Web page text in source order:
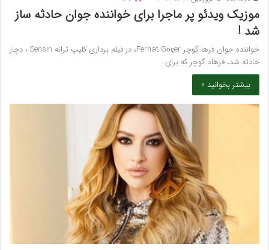
موزیک ویدئو پر ماجرا برای خواننده جوان حادثه ساز
شد !
خواننده جوان فرها گوچر Ferhat Göçer، در فیلم برداری کلیپ ترانه Sensin ، دچار
حادثه شد، فرهاد گوچر که برای…
بیشتر بخوانید »